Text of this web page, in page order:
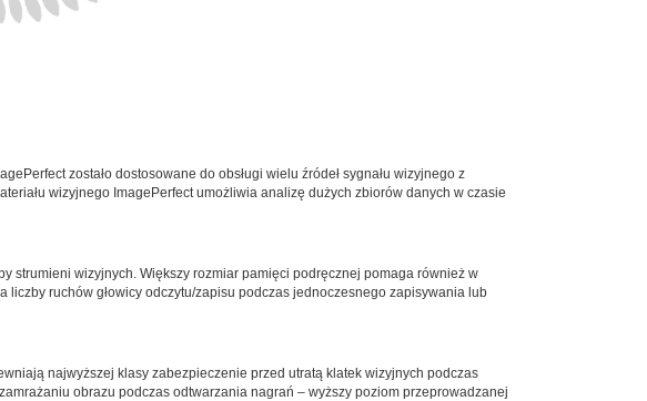
zostało dostosowane do obsługi wielu źródeł sygnału wizyjnego z
wizyjnego ImagePerfect umożliwia analizę dużych zbiorów danych w czasie
strumieni wizyjnych. Większy rozmiar pamięci podręcznej pomaga również w
ruchów głowicy odczytu/zapisu podczas jednoczesnego zapisywania lub
najwyższej klasy zabezpieczenie przed utratą klatek wizyjnych podczas
obrazu podczas odtwarzania nagrań – wyższy poziom przeprowadzanej